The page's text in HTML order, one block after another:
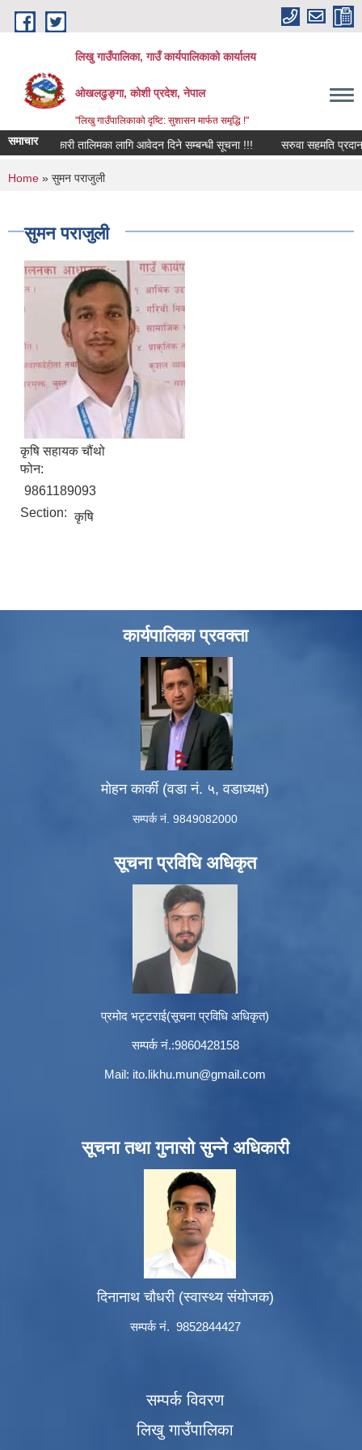
Skip to main content
लिखु गाउँपालिका, गाउँ कार्यपालिकाको कार्यालय
ओखलढुङ्गा, कोशी प्रदेश, नेपाल
"लिखु गाउँपालिकाको दृष्टि: सुशासन मार्फत समृद्धि !"
समाचारसहकारी तालिमका लागि आवेदन दिने सम्बन्धी सूचना !!! सरुवा सहमति प्रदान
You are here
Home » सुमन पराजुली
सुमन पराजुली
कृषि सहायक चौंथो
फोन:
9861189093
Section: कृषि
कार्यपालिका प्रवक्ता
मोहन कार्की (वडा नं. ५, वडाध्यक्ष)
सम्पर्क नं. 9849082000
सूचना प्रविधि अधिकृत
प्रमोद भट्टराई(सूचना प्रविधि अधिकृत)
सम्पर्क नं.:9860428158
Mail: ito.likhu.mun@gmail.com
सूचना तथा गुनासो सुन्ने अधिकारी
दिनानाथ चौधरी (स्वास्थ्य संयोजक)
सम्पर्क नं. 9852844427
सम्पर्क विवरण
लिखु गाउँपालिका